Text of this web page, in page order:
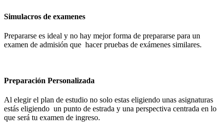
Simulacros de examenes
Prepararse es ideal y no hay mejor forma de prepararse para un
examen de admisión que hacer pruebas de exámenes similares.
Preparación Personalizada
Al elegir el plan de estudio no solo estas eligiendo unas asignaturas
estás eligiendo un punto de estrada y una perspectiva centrada en lo
que será tu examen de ingreso.